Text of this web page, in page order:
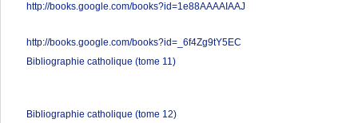
http://books.google.com/books?id=1e88AAAAIAAJ
http://books.google.com/books?id=_6f4Zg9tY5EC
Bibliographie catholique (tome 11)
Bibliographie catholique (tome 12)